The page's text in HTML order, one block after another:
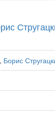
, Борис